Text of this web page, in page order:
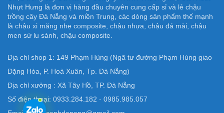
Nhựt Hưng là đơn vị hàng đầu chuyên cung cấp sỉ và lẻ chậu
trồng cây Đà Nẵng và miền Trung, các dòng sản phẩm thế mạnh
là chậu xi măng nhẹ composite, chậu nhựa, chậu đá mài, chậu
men sứ lu sành, chậu composite.
Địa chỉ shop 1: 149 Phạm Hùng (Ngã tư đường Phạm Hùng giao
Đặng Hòa, P. Hoà Xuân, Tp. Đà Nẵng)
Địa chỉ xưởng : Xã Tây Hồ, TP. Đà Nẵng
Số điện thoại: 0933.284.182 - 0985.985.057